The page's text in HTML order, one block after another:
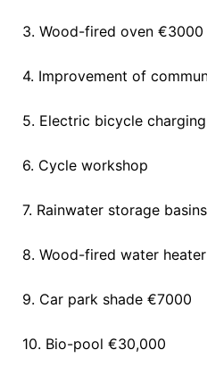
3. Wood-fired oven €3000
4. Improvement of
5. Electric bicycle
6. Cycle workshop
7. Rainwater storage basins
8. Wood-fired water
9. Car park shade €7000
10. Bio-pool €30,000